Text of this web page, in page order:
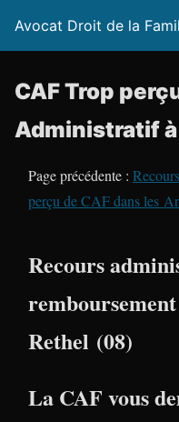
Avocat Droit de la
CAF Trop
Administratif
Page précédente :
perçu de CAF dans les
Recours
Rethel (08)
La CAF vous